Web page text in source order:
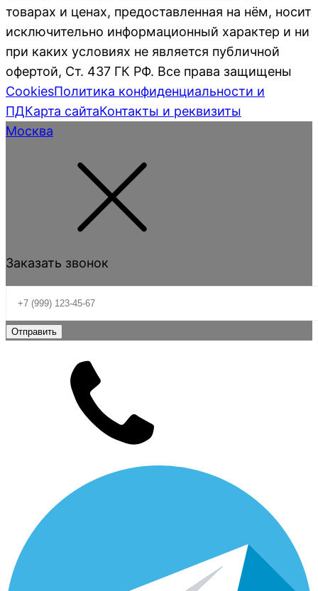
товарах и ценах, предоставленная на нём, носит
исключительно информационный характер и ни
при каких условиях не является публичной
офертой, Ст. 437 ГК РФ. Все права защищены
CookiesПолитика конфиденциальности и
ПДКарта сайтаКонтакты и реквизиты
Москва
Заказать звонок